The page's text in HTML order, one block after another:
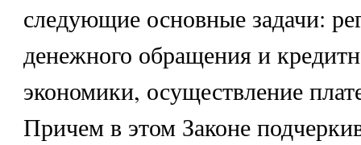
следующие основные задачи:
денежного обращения и
экономики, осуществление
Причем в этом Законе